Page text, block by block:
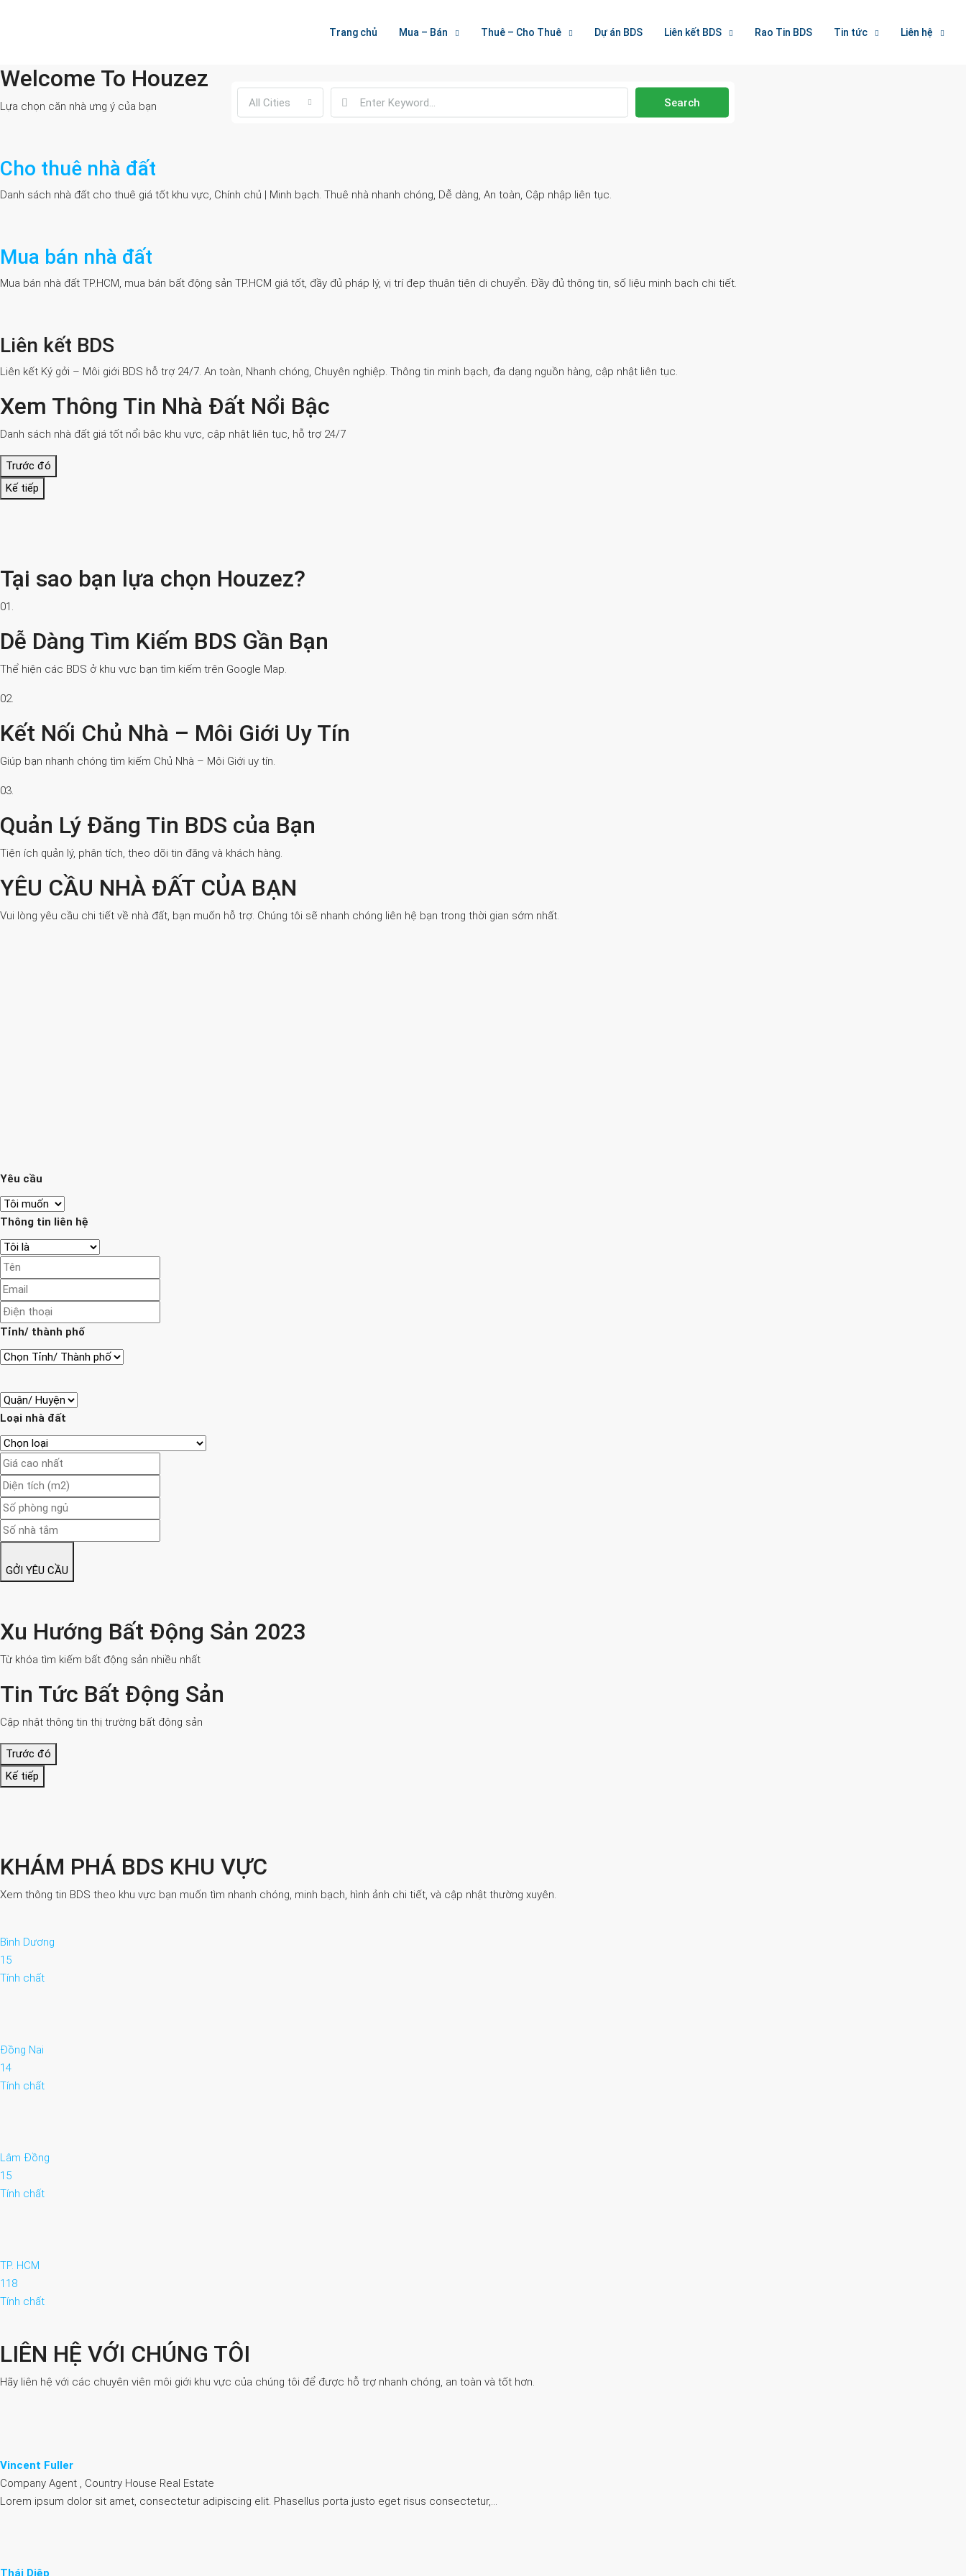
Trang chủ Mua – Bán Thuê – Cho Thuê Dự án BDS Liên kết BDS Rao Tin BDS Tin tức Liên hệ
Welcome To Houzez
All Cities Search
Welcome To Houzez
Lựa chọn căn nhà ưng ý của bạn
Cho thuê nhà đất
Danh sách nhà đất cho thuê giá tốt khu vực, Chính chủ | Minh bạch. Thuê nhà nhanh chóng, Dễ dàng, An toàn, Cập nhập liên tục.
Mua bán nhà đất
Mua bán nhà đất TP.HCM, mua bán bất động sản TP.HCM giá tốt, đầy đủ pháp lý, vị trí đẹp thuận tiện di chuyển. Đầy đủ thông tin, số liệu minh bạch chi tiết.
Liên kết BDS
Liên kết Ký gởi – Môi giới BDS hỗ trợ 24/7. An toàn, Nhanh chóng, Chuyên nghiệp. Thông tin minh bạch, đa dạng nguồn hàng, cập nhật liên tục.
Xem Thông Tin Nhà Đất Nổi Bậc
Danh sách nhà đất giá tốt nổi bậc khu vực, cập nhật liên tục, hỗ trợ 24/7
Trước đó
Kế tiếp
Tại sao bạn lựa chọn Houzez?
01.
Dễ Dàng Tìm Kiếm BDS Gần Bạn
Thể hiện các BDS ở khu vực bạn tìm kiếm trên Google Map.
02.
Kết Nối Chủ Nhà – Môi Giới Uy Tín
Giúp bạn nhanh chóng tìm kiếm Chủ Nhà – Môi Giới uy tín.
03.
Quản Lý Đăng Tin BDS của Bạn
Tiện ích quản lý, phân tích, theo dõi tin đăng và khách hàng.
YÊU CẦU NHÀ ĐẤT CỦA BẠN
Vui lòng yêu cầu chi tiết về nhà đất, bạn muốn hỗ trợ. Chúng tôi sẽ nhanh chóng liên hệ bạn trong thời gian sớm nhất.
Yêu cầu
Thông tin liên hệ
Tỉnh/ thành phố
Loại nhà đất
GỞI YÊU CẦU
Xu Hướng Bất Động Sản 2023
Từ khóa tìm kiếm bất động sản nhiều nhất
Tin Tức Bất Động Sản
Cập nhật thông tin thị trường bất động sản
Trước đó
Kế tiếp
KHÁM PHÁ BDS KHU VỰC
Xem thông tin BDS theo khu vực bạn muốn tìm nhanh chóng, minh bạch, hình ảnh chi tiết, và cập nhật thường xuyên.
Bình Dương
15
Tính chất
Đồng Nai
14
Tính chất
Lâm Đồng
15
Tính chất
TP. HCM
118
Tính chất
LIÊN HỆ VỚI CHÚNG TÔI
Hãy liên hệ với các chuyên viên môi giới khu vực của chúng tôi để được hỗ trợ nhanh chóng, an toàn và tốt hơn.
Vincent Fuller
Company Agent , Country House Real Estate
Lorem ipsum dolor sit amet, consectetur adipiscing elit. Phasellus porta justo eget risus consectetur,…
Thái Diệp